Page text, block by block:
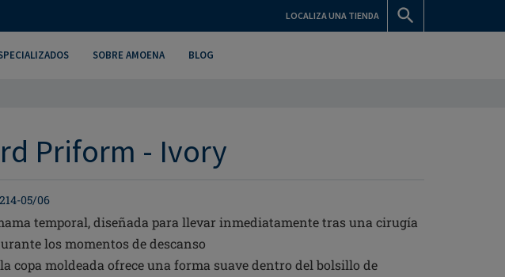
LOCALIZA UNA TIENDA
SOBRE AMOENA BLOG
Priform - Ivory
05/06
temporal, diseñada para llevar inmediatamente tras una cirugía
los momentos de descanso
copa moldeada ofrece una forma suave dentro del bolsillo de